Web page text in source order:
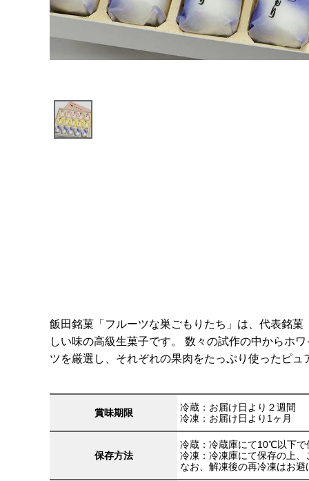
飯田銘菓「フルーツな巣ごもりたち」は、代表銘
しい味の高級生菓子です。 数々の試作の中からホ
ツを厳選し、それぞれの果肉をたっぷり使ったピ
賞味期限
冷蔵：お届け日より２週間
冷凍：お届け日より1ヶ月
保存方法
冷蔵：冷蔵庫にて10℃以下で
冷凍：冷凍庫にて保存の上
なお、解凍後の再冷凍はお避